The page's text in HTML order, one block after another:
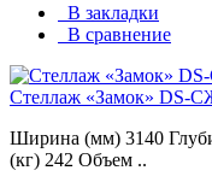
В закладки
В сравнение
Стеллаж «Замок» DS-
Ширина (мм) 3140
(кг) 242 Объем ..